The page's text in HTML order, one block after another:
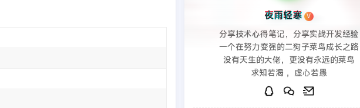
夜雨轻寒 V
分享技术心得笔记，分享实战开发经验
一个在努力变强的二狗子菜鸟成长之路
没有天生的大佬，更没有永远的菜鸟
求知若渴 ，虚心若愚